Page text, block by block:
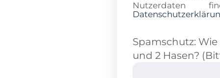
Spamschutz:
und 2 Hasen?